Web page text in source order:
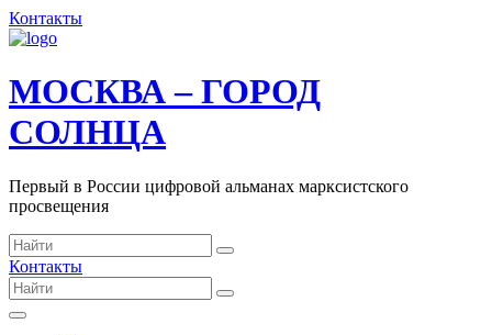
Контакты
МОСКВА – ГОРОД
СОЛНЦА
Первый в России цифровой альманах марксистского
просвещения
Контакты